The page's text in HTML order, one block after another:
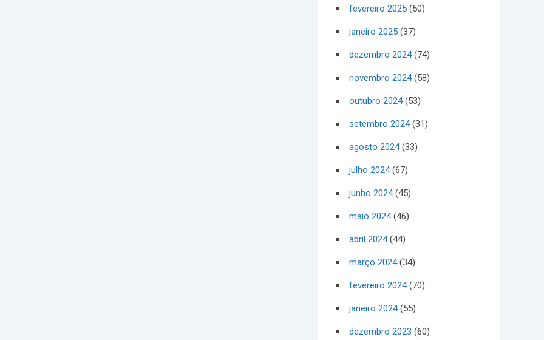
fevereiro 2025 (50)
janeiro 2025 (37)
dezembro 2024(74)
novembro 2024(58)
outubro 2024(53)
setembro 2024(31)
agosto 2024(33)
julho 2024(67)
junho 2024(45)
maio 2024(46)
abril 2024(44)
março 2024(34)
fevereiro 2024(70)
janeiro 2024(55)
dezembro 2023 (60)